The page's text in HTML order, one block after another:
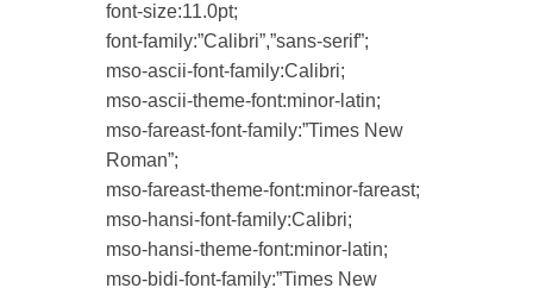
font-size:11.0pt;
font-family:”Calibri”,”sans-serif”;
mso-ascii-font-family:Calibri;
mso-ascii-theme-font:minor-latin;
mso-fareast-font-family:”Times New
Roman”;
mso-fareast-theme-font:minor-fareast;
mso-hansi-font-family:Calibri;
mso-hansi-theme-font:minor-latin;
mso-bidi-font-family:”Times New